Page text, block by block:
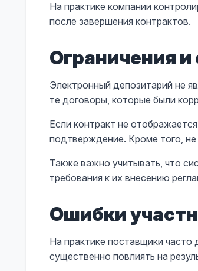
На практике компании
после завершения контрактов.
Ограничения
Электронный депозитарий не
те договоры, которые были
Если контракт не
подтверждение. Кроме того,
Также важно учитывать, что
требования к их внесению
Ошибки
На практике поставщики
существенно повлиять на